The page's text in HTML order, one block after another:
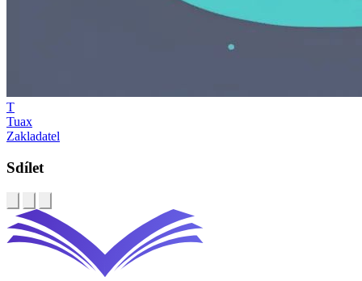
T
Tuax
Zakladatel
Sdílet